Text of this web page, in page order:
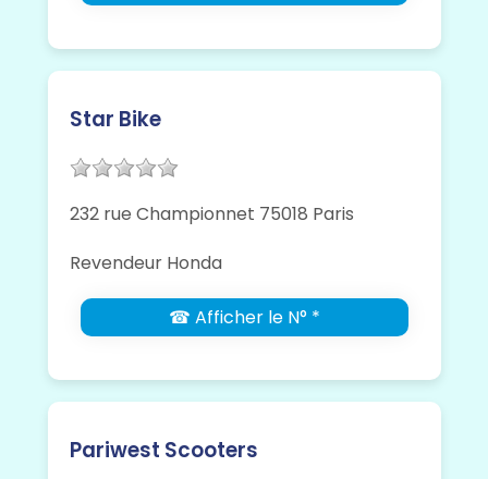
Star Bike
232 rue Championnet 75018 Paris
Revendeur Honda
☎ Afficher le N° *
Pariwest Scooters